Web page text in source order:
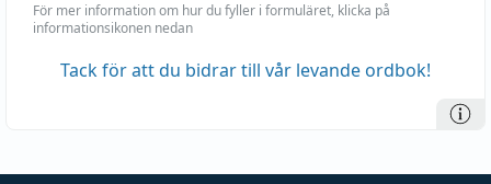
För mer information om hur du fyller i formuläret, klicka på
informationsikonen nedan
Tack för att du bidrar till vår levande ordbok!